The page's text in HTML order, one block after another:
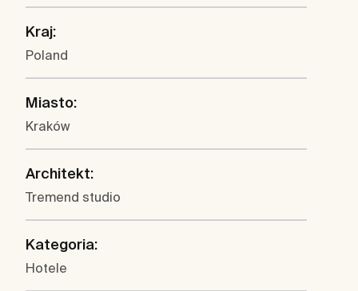
Kraj:
Poland
Miasto:
Kraków
Architekt:
Tremend studio
Kategoria:
Hotele